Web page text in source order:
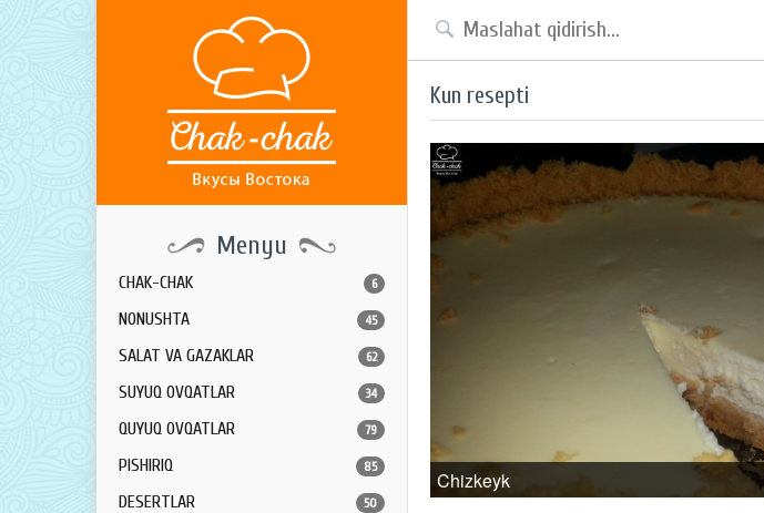
Menyu
CHAK-CHAK 6
NONUSHTA 45
SALAT VA GAZAKLAR 62
SUYUQ OVQATLAR 34
QUYUQ OVQATLAR 79
PISHIRIQ 85
DESERTLAR 50
Kun resepti
Chizkeyk